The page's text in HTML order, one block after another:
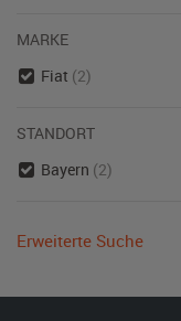
MARKE
Fiat (2)
STANDORT
Bayern (2)
Erweiterte Suche